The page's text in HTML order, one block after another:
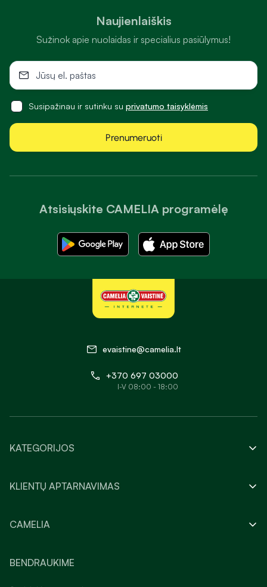
Atsisiųskite CAMELIA programėlę
Naujienlaiškis
Sužinok apie nuolaidas ir specialius pasiūlymus!
Susipažinau ir sutinku su privatumo taisyklėmis
Prenumeruoti
evaistine@camelia.lt
+370 697 03000
I-V 08:00 - 18:00
KATEGORIJOS
KLIENTŲ APTARNAVIMAS
CAMELIA
BENDRAUKIME